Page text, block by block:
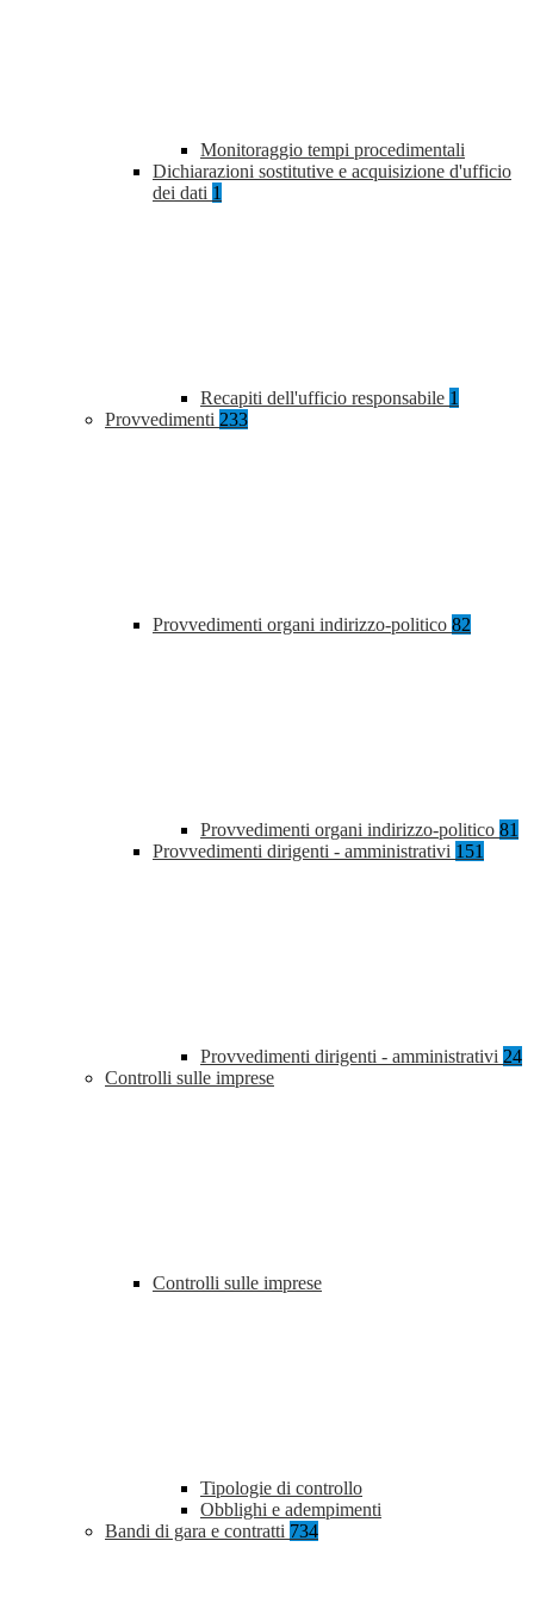
Monitoraggio tempi procedimentali
Dichiarazioni sostitutive e acquisizione d'ufficio
dei dati 1
Recapiti dell'ufficio responsabile 1
Provvedimenti 233
Provvedimenti organi indirizzo-politico 82
Provvedimenti organi indirizzo-politico 81
Provvedimenti dirigenti - amministrativi 151
Provvedimenti dirigenti - amministrativi 24
Controlli sulle imprese
Controlli sulle imprese
Tipologie di controllo
Obblighi e adempimenti
Bandi di gara e contratti 734